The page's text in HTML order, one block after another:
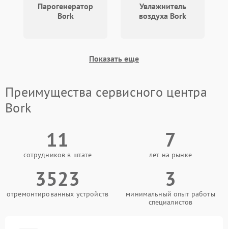
Парогенератор
Bork
Увлажнитель
воздуха Bork
Показать еще
Преимущества сервисного центра
Bork
11
сотрудников в штате
7
лет на рынке
3523
отремонтированных устройств
3
минимальный опыт работы
специалистов